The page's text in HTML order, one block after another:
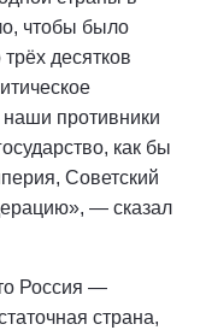
чтобы было
десятков
наши противники
как бы
Советский
— сказал
Россия —
страна,